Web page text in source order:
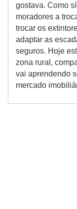
gostava. Como
moradores a
trocar os
adaptar as
seguros. Hoje
zona rural,
vai aprendendo
mercado